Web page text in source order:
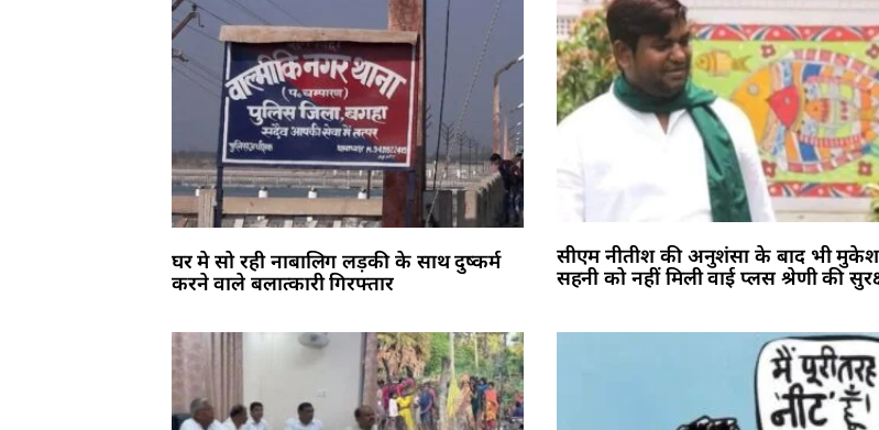
घर मे सो रही नाबालिग लड़की के साथ दुष्कर्म
करने वाले बलात्कारी गिरफ्तार
सीएम नीतीश की अनुशंसा के बाद भी मुकेश
सहनी को नहीं मिली वाई प्लस श्रेणी की